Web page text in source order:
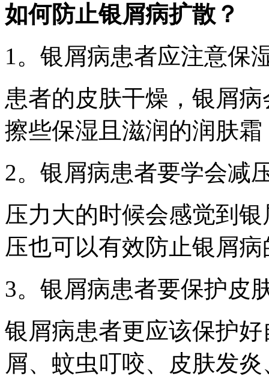
如何防止银屑病扩散？
1。银屑病患者应注意保
患者的皮肤干燥，银屑
擦些保湿且滋润的润肤
2。银屑病患者要学会减
压力大的时候会感觉到
压也可以有效防止银屑
3。银屑病患者要保护皮
银屑病患者更应该保护
屑、蚊虫叮咬、皮肤发